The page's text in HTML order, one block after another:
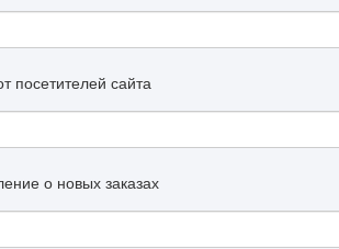
посетителей сайта
о новых заказах